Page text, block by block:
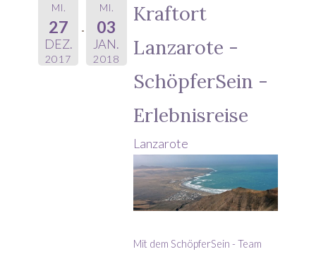
MI.
27
DEZ.
2017
MI.
03
JAN.
2018
Kraftort
Lanzarote -
SchöpferSein -
Erlebnisreise
Lanzarote
Mit dem SchöpferSein - Team